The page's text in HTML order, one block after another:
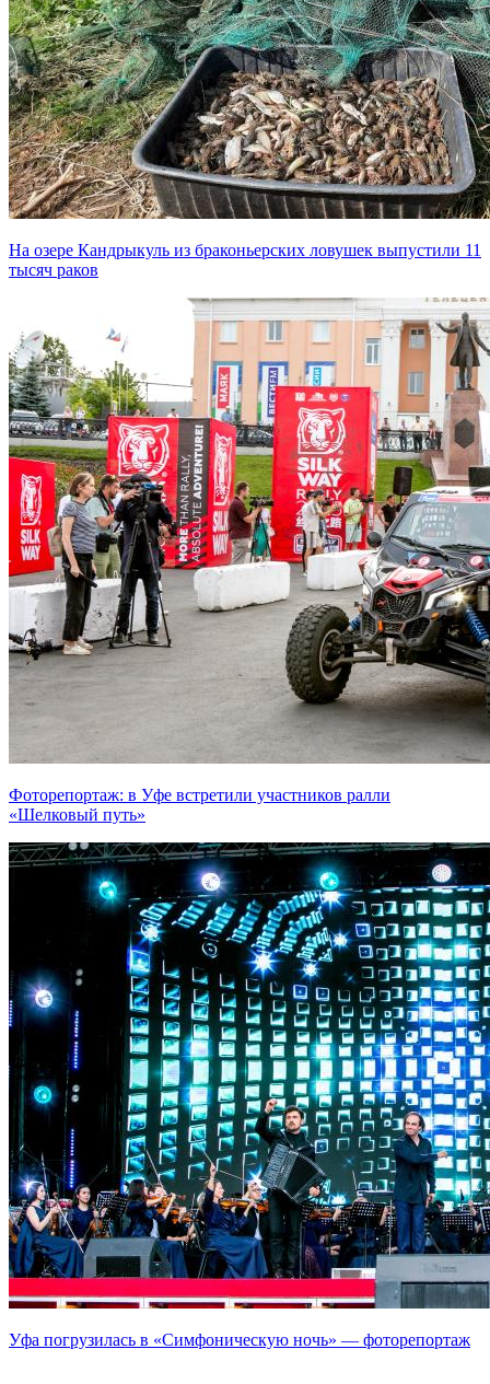
На озере Кандрыкуль из браконьерских ловушек выпустили 11
тысяч раков
Фоторепортаж: в Уфе встретили участников ралли
«Шелковый путь»
Уфа погрузилась в «Симфоническую ночь» — фоторепортаж